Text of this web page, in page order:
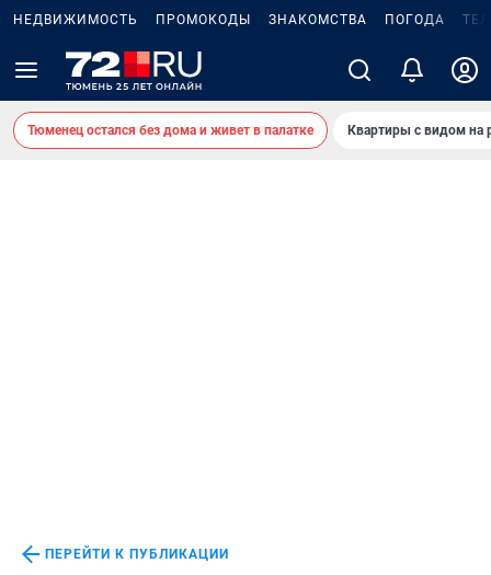
НЕДВИЖИМОСТЬ ПРОМОКОДЫ ЗНАКОМСТВА ПОГОДА
Тюменец остался без дома и живет в палатке Квартиры с видом на
ПЕРЕЙТИ К ПУБЛИКАЦИИ